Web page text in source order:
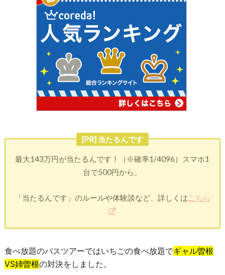
[PR] 当たるんです
最大143万円が当たるんです！（※確率1/4096）スマホ1
台で500円から。
「当たるんです」のルールや体験談など、詳しくは こちら
食べ放題のバスツアーではいちごの食べ放題でギャル曽根
VS姉曽根の対決をしました。